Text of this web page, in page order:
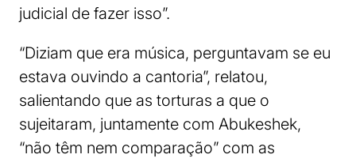
judicial de fazer isso”.
“Diziam que era música, perguntavam se eu
estava ouvindo a cantoria”, relatou,
salientando que as torturas a que o
sujeitaram, juntamente com Abukeshek,
“não têm nem comparação” com as